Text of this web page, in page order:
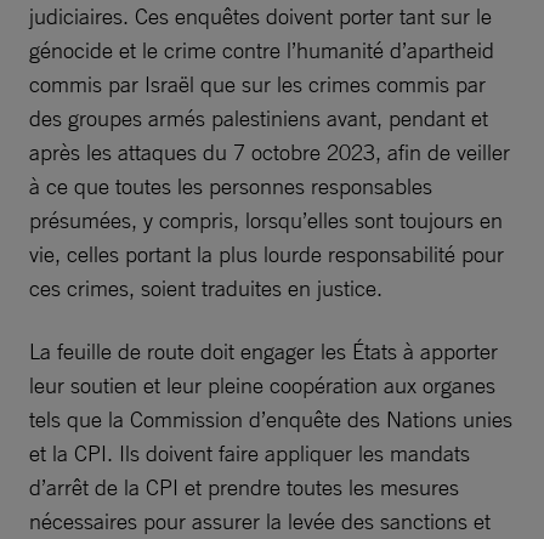
judiciaires. Ces enquêtes doivent porter tant sur le
génocide et le crime contre l’humanité d’apartheid
commis par Israël que sur les crimes commis par
des groupes armés palestiniens avant, pendant et
après les attaques du 7 octobre 2023, afin de veiller
à ce que toutes les personnes responsables
présumées, y compris, lorsqu’elles sont toujours en
vie, celles portant la plus lourde responsabilité pour
ces crimes, soient traduites en justice.
La feuille de route doit engager les États à apporter
leur soutien et leur pleine coopération aux organes
tels que la Commission d’enquête des Nations unies
et la CPI. Ils doivent faire appliquer les mandats
d’arrêt de la CPI et prendre toutes les mesures
nécessaires pour assurer la levée des sanctions et